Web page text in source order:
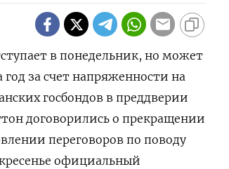
в понедельник, но может
за счет напряженности на
госбондов ‌в преддверии
договорились о прекращении
переговоров по поводу
официальный